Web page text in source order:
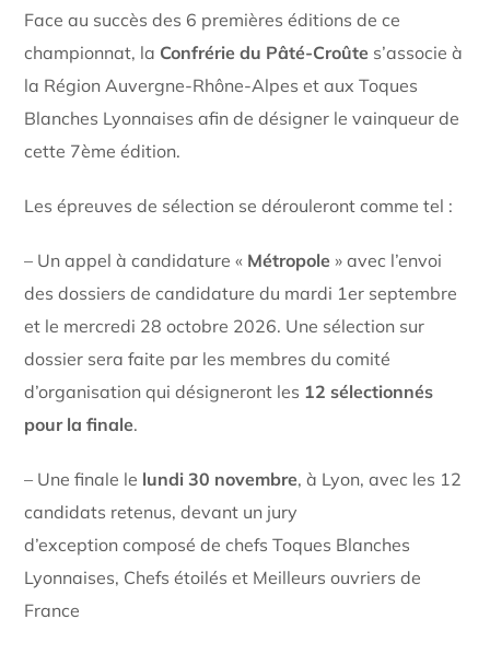
Face au succès des 6 premières éditions de ce
championnat, la Confrérie du Pâté-Croûte s’associe à
la Région Auvergne-Rhône-Alpes et aux Toques
Blanches Lyonnaises afin de désigner le vainqueur de
cette 7ème édition.
Les épreuves de sélection se dérouleront comme tel :
– Un appel à candidature « Métropole » avec l’envoi
des dossiers de candidature du mardi 1er septembre
et le mercredi 28 octobre 2026. Une sélection sur
dossier sera faite par les membres du comité
d’organisation qui désigneront les 12 sélectionnés
pour la finale.
– Une finale le lundi 30 novembre, à Lyon, avec les 12
candidats retenus, devant un jury
d’exception composé de chefs Toques Blanches
Lyonnaises, Chefs étoilés et Meilleurs ouvriers de
France